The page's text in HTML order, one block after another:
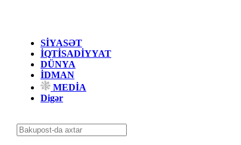
SİYASƏT
İQTİSADİYYAT
DÜNYA
İDMAN
MEDİA
Digər